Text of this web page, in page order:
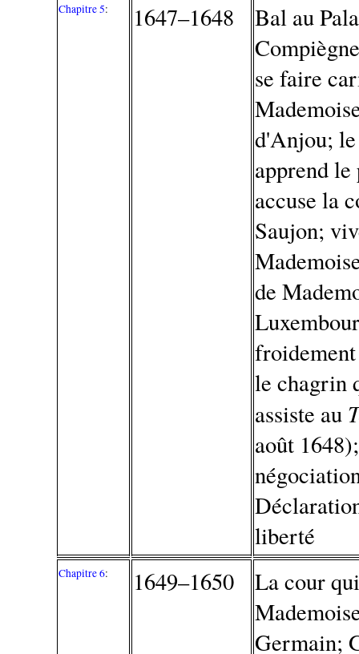
Chapitre 5: 1647–1648
Bal au
se faire
d'Anjou; le
apprend
accuse la
Saujon;
de
le chagrin
assiste au
août
liberté
Chapitre 6: 1649–1650
La cour
Germain;